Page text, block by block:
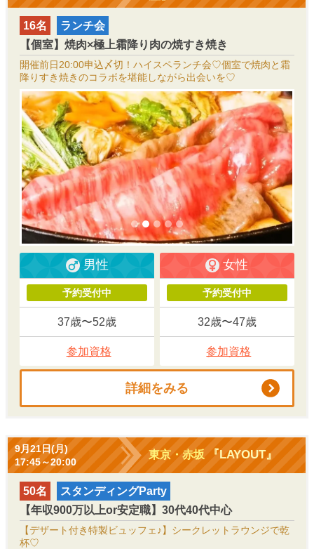
16名
ランチ会
【個室】焼肉×極上霜降り肉の焼すき焼き
開催前日20:00申込〆切！ハイスペランチ会♡個室で焼肉と霜
降りすき焼きのコラボを堪能しながら出会いを♡
男性
予約受付中
37歳〜52歳
参加資格
女性
予約受付中
32歳〜47歳
参加資格
詳細をみる
9月21日(月)
17:45～20:00
東京・赤坂『LAYOUT』
50名
スタンディングParty
【年収900万以上or安定職】30代40代中心
【デザート付き特製ビュッフェ♪】シークレットラウンジで乾
杯♡